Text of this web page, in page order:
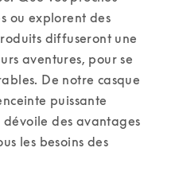
ou explorent des
diffuseront une
aventures, pour se
De notre casque
puissante
dévoile des avantages
les besoins des